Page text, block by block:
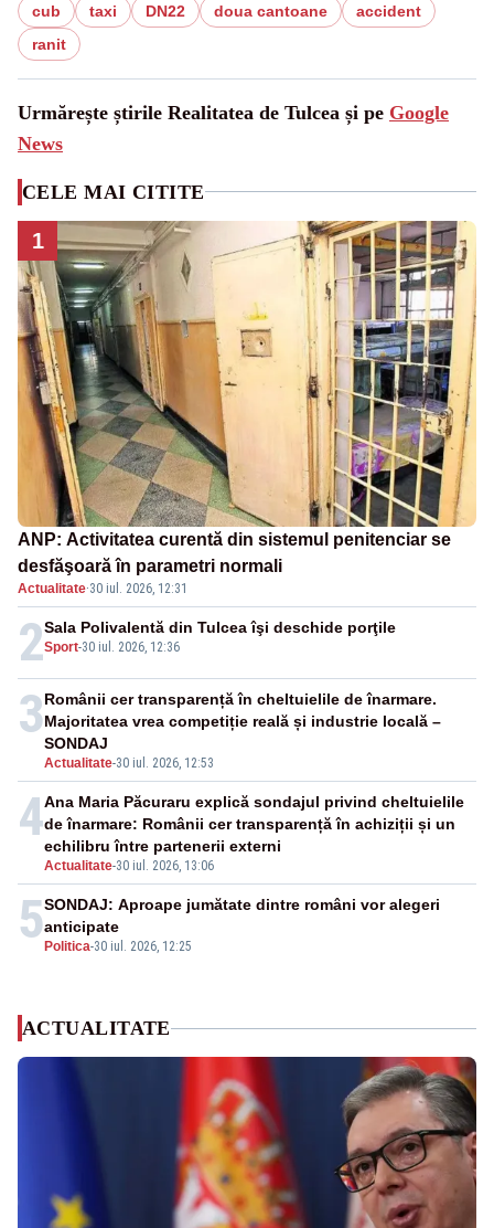
cub taxi DN22 doua cantoane
accident
ranit
Urmărește știrile Realitatea de Tulcea și pe Google
News
CELE MAI CITITE
1
ANP: Activitatea curentă din sistemul penitenciar se
desfăşoară în parametri normali
Actualitate·30 iul. 2026, 12:31
2Sport-30 iul. 2026, 12:36
Sala Polivalentă din Tulcea îşi deschide porţile
3
Actualitate-30 iul. 2026, 12:53
Românii cer transparență în cheltuielile de înarmare.
Majoritatea vrea competiție reală și industrie locală –
SONDAJ
4
Actualitate-30 iul. 2026, 13:06
Ana Maria Păcuraru explică sondajul privind cheltuielile
de înarmare: Românii cer transparență în achiziții și un
echilibru între partenerii externi
5 Politica-30 iul. 2026, 12:25
SONDAJ: Aproape jumătate dintre români vor alegeri
anticipate
ACTUALITATE